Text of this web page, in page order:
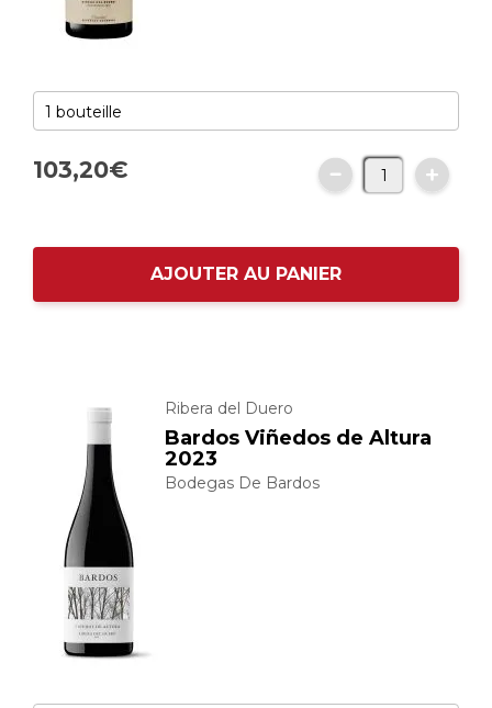
103,20€
AJOUTER AU PANIER
Ribera del Duero
Bardos Viñedos de Altura
2023
Bodegas De Bardos